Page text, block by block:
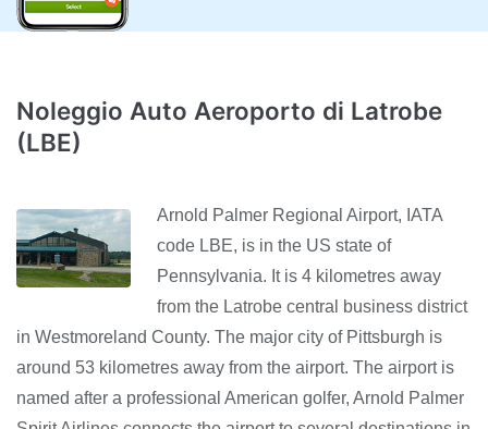
Noleggio Auto Aeroporto di Latrobe
(LBE)
Arnold Palmer Regional Airport, IATA
code LBE, is in the US state of
Pennsylvania. It is 4 kilometres away
from the Latrobe central business district
in Westmoreland County. The major city of Pittsburgh is
around 53 kilometres away from the airport. The airport is
named after a professional American golfer, Arnold Palmer